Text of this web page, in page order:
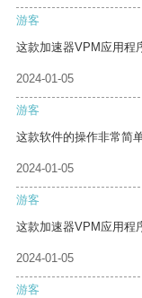
游客
这款加速器VPM应用程
2024-01-05
游客
这款软件的操作非常简
2024-01-05
游客
这款加速器VPM应用程
2024-01-05
游客